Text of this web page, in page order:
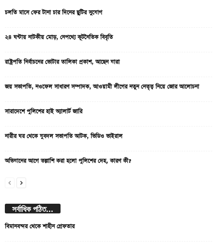
চলতি মাসে ফের টানা চার দিনের ছুটির সুযোগ
২৪ ঘণ্টায় নাটকীয় মোড়, নেপথ্যে কূটনৈতিক বিবৃতি
রাষ্ট্রপতি নির্বাচনের ভোটার তালিকা প্রকাশ, আছেন যারা
জয় সভাপতি, নওফেল সাধারণ সম্পাদক, আওয়ামী লীগের নতুন নেতৃত্ব নিয়ে জোর আলোচনা
সারাদেশে পুলিশের হাই অ্যালার্ট জারি
নারীর ঘর থেকে যুবদল সভাপতি আটক, ভিডিও ভাইরাল
অভিযানের আগে তল্লাশি করা হলো পুলিশের দেহ, কারণ কী?
সর্বাধিক পঠিত...
বিমানবন্দর থেকে শাহীন গ্রেফতার